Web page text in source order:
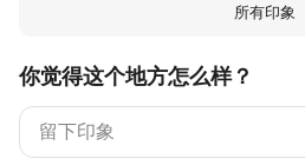
所有印象
你觉得这个地方怎么样？